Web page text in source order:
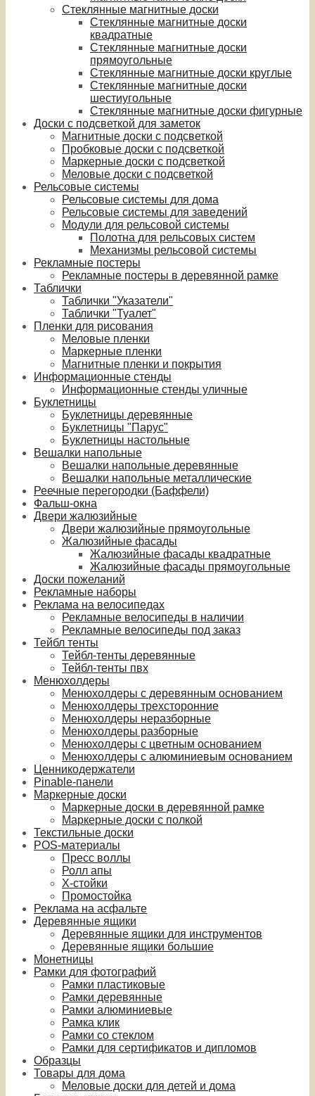
Стеклянные магнитные доски
Стеклянные магнитные доски
квадратные
Стеклянные магнитные доски
прямоугольные
Стеклянные магнитные доски круглые
Стеклянные магнитные доски
шестиугольные
Стеклянные магнитные доски фигурные
Доски с подсветкой для заметок
Магнитные доски с подсветкой
Пробковые доски с подсветкой
Маркерные доски с подсветкой
Меловые доски с подсветкой
Рельсовые системы
Рельсовые системы для дома
Рельсовые системы для заведений
Модули для рельсовой системы
Полотна для рельсовых систем
Механизмы рельсовой системы
Рекламные постеры
Рекламные постеры в деревянной рамке
Таблички
Таблички "Указатели"
Таблички "Туалет"
Пленки для рисования
Меловые пленки
Маркерные пленки
Магнитные пленки и покрытия
Информационные стенды
Информационные стенды уличные
Буклетницы
Буклетницы деревянные
Буклетницы "Парус"
Буклетницы настольные
Вешалки напольные
Вешалки напольные деревянные
Вешалки напольные металлические
Реечные перегородки (Баффели)
Фальш-окна
Двери жалюзийные
Двери жалюзийные прямоугольные
Жалюзийные фасады
Жалюзийные фасады квадратные
Жалюзийные фасады прямоугольные
Доски пожеланий
Рекламные наборы
Реклама на велосипедах
Рекламные велосипеды в наличии
Рекламные велосипеды под заказ
Тейбл тенты
Тейбл-тенты деревянные
Тейбл-тенты пвх
Менюхолдеры
Менюхолдеры с деревянным основанием
Менюхолдеры трехсторонние
Менюхолдеры неразборные
Менюхолдеры разборные
Менюхолдеры с цветным основанием
Менюхолдеры с алюминиевым основанием
Ценникодержатели
Pinable-панели
Маркерные доски
Маркерные доски в деревянной рамке
Маркерные доски с полкой
Текстильные доски
POS-материалы
Пресс воллы
Ролл апы
Х-стойки
Промостойка
Реклама на асфальте
Деревянные ящики
Деревянные ящики для инструментов
Деревянные ящики большие
Монетницы
Рамки для фотографий
Рамки пластиковые
Рамки деревянные
Рамки алюминиевые
Рамка клик
Рамки со стеклом
Рамки для сертификатов и дипломов
Образцы
Товары для дома
Меловые доски для детей и дома